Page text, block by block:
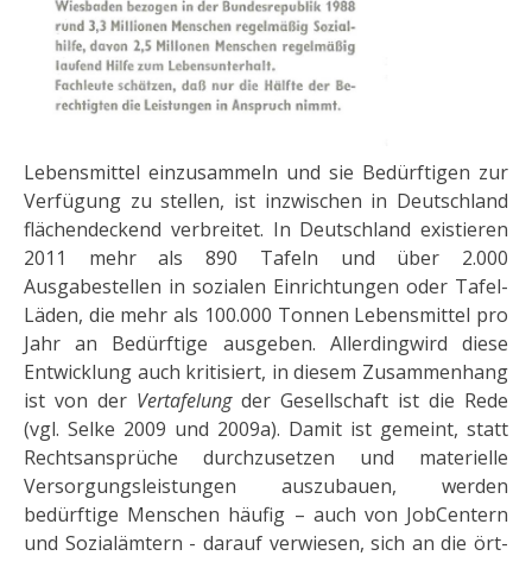
Lebensmittel einzu­sammeln und sie Bedürftigen zur
Verfügung zu stellen, ist inzwischen in Deutschland
flächendeckend ver­breitet. In Deutschland existieren
2011 mehr als 890 Tafeln und über 2.000
Ausgabestellen in sozialen Einrichtun­gen oder Tafel-
Läden, die mehr als 100.000 Tonnen Lebensmittel pro
Jahr an Bedürftige ausgeben. Allerding­wird diese
Entwicklung auch kritisiert, in diesem Zusammenhang
ist von der Vertafelungder Gesellschaft ist die Rede
(vgl. Selke 2009 und 2009a). Damit ist gemeint, statt
Rechtsansprü­che durchzusetzen und materielle
Versorgungsleistungen auszubauen, wer­den
bedürftige Menschen häufig – auch von JobCentern
und Sozialämtern - darauf verwiesen, sich an die ört­